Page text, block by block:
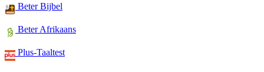
Beter Bijbel
Beter Afrikaans
Plus-Taaltest